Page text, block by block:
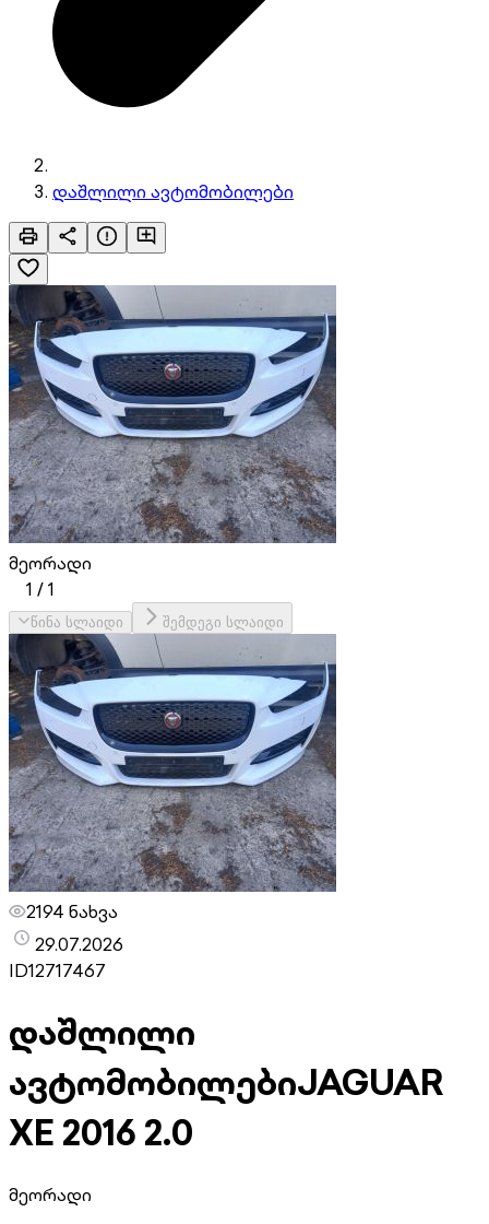
დაშლილი ავტომობილები
მეორადი
1 /1
წინა სლაიდი შემდეგი სლაიდი
2194 ნახვა
29.07.2026
ID12717467
დაშლილი
ავტომობილებიJAGUAR
XE 2016 2.0
მეორადი